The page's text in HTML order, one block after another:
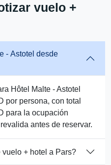
vuelo +
- Astotel desde
Hôtel Malte - Astotel
por persona, con total
para la ocupación
antes de reservar.
+ hotel a Pars?